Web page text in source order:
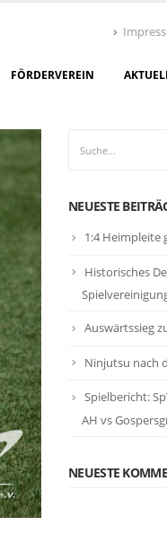
FÖRDERVEREIN
NEUESTE
1:4 Heimpleite
Historisches
Auswärtssieg
Ninjutsu nach
Spielbericht:
AH vs
NEUESTE